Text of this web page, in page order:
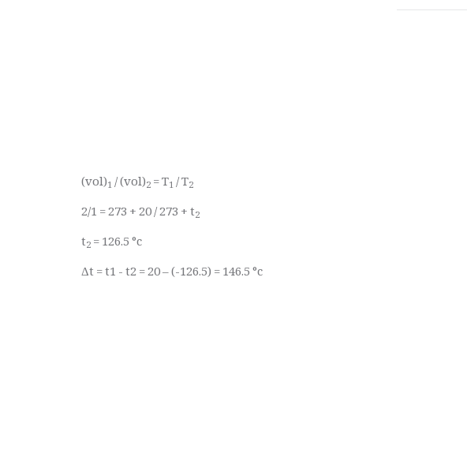
(vol)1/ (vol)2 = T1/ T2
2/1 = 273 + 20 / 273 + t2
t2 = 126.5°c
Δt = t1 - t2 = 20 – (-126.5) = 146.5°c